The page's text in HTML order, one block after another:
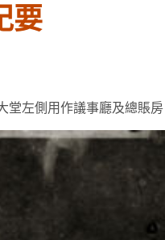
要
左側用作議事廳及總賬